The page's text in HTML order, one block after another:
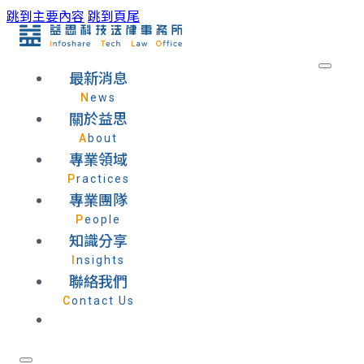
跳到主要內容 跳到頁尾
最新消息
News
關於益思
About
專業領域
Practices
專業團隊
People
知識分享
Insights
聯絡我們
Contact Us